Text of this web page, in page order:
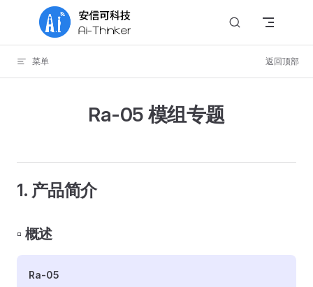
Skip to content
菜单 返回顶部
Ra-05 模组专题
1. 产品简介
▫️ 概述
Ra-05